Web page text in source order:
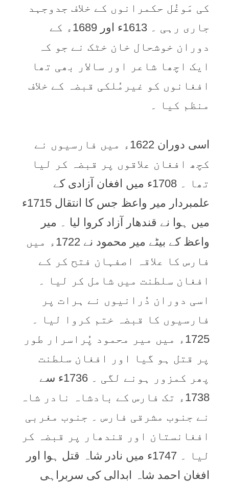
کی مَوغُل حکمرانوں کے خلاف جدوجہد
جاری رہی ۔ 1613ء اور 1689ء کے
دوران خوشحال خان خٹک نے جو کہ
ایک اچھا شاعر اور سالار بھی تھا
افغانوں کو غیرمُلکی قبضہ کے خلاف
منظم کیا ۔
اسی دوران 1622ء میں فارسیوں نے
کچھ افغان علاقوں پر قبضہ کر لیا
تھا ۔ 1708ء میں افغان آزادی کے
علمبردار میر واعظ جس کا انتقال 1715ء
میں ہوا نے قندھار آزاد کروا لیا ۔ میر
واعظ کے بیٹے میر محمود نے 1722ء میں
فارس کا علاقہ اصفہان فتح کر کے
افغان سلطنت میں شامل کر لیا ۔
اسی دوران دُرانیوں نے ہرات پر
فارسیوں کا قبضہ ختم کروا لیا ۔
1725ء میں میر محمود پُراسرار طور
پر قتل ہو گیا اور افغان سلطنت
پھر کمزور ہونے لگی ۔ 1736ء سے
1738ء تک فارس کے بادشاہ نادر شاہ
نے جنوب مشرقی فارس ۔ جنوب مغربی
افغانستان اور قندھار پر قبضہ کر
لیا ۔ 1747ء میں نادر شاہ قتل ہوا اور
افغان احمد شاہ ابدالی کی سربراہی